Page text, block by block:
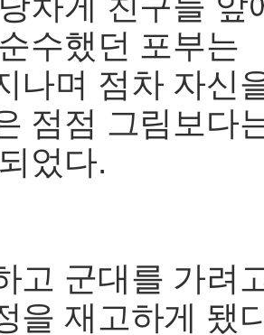
수했던 포부는
나며 점차 자신
점점 그림보다
었다.
고 군대를 가려
을 재고하게 됐